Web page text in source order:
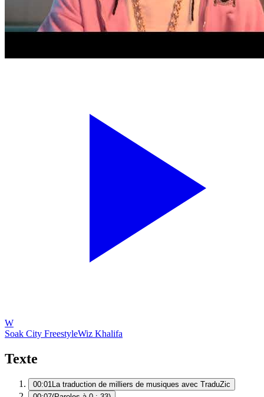
W
Soak City FreestyleWiz Khalifa
Texte
00:01La traduction de milliers de musiques avec TraduZic